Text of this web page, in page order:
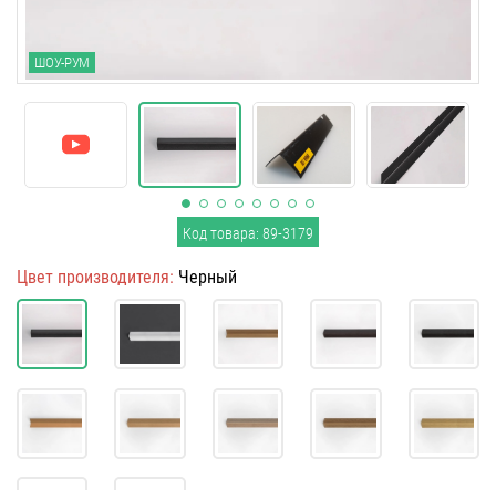
ШОУ-РУМ
Код товара: 89-3179
Цвет производителя: Черный